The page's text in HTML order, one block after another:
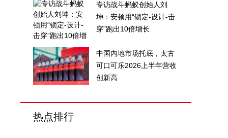
专访战斗蚂蚁创始人刘
坤：安顿用“锁定-设计-击
穿”跑出10倍增长
中国内地市场托底，太古
可口可乐2026上半年营收
创新高
热点排行